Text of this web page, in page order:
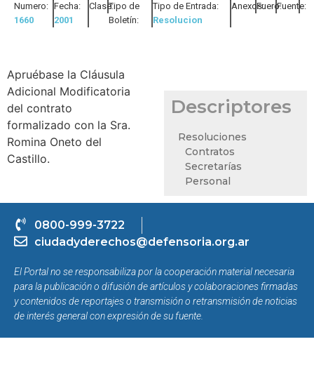
Numero:
1660
Fecha:
2001
Clase:Tipo de
Boletín:
Tipo de Entrada:
Resolucion
Anexos:Fuero:Fuente:
Apruébase la Cláusula
Adicional Modificatoria
del contrato
formalizado con la Sra.
Romina Oneto del
Castillo.
Descriptores
Resoluciones
Contratos
Secretarías
Personal
0800-999-3722
ciudadyderechos@defensoria.org.ar
El Portal no se responsabiliza por la cooperación material necesaria
para la publicación o difusión de artículos y colaboraciones firmadas
y contenidos de reportajes o transmisión o retransmisión de noticias
de interés general con expresión de su fuente.